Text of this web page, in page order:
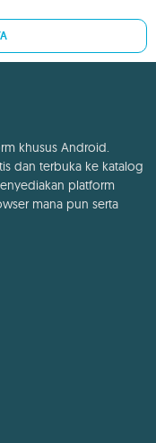
khusus Android.
dan terbuka ke katalog
platform
mana pun serta